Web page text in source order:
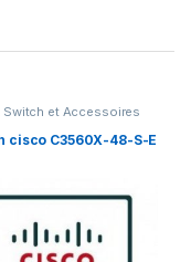
Switch et Accessoires
cisco C3560X-48-S-E